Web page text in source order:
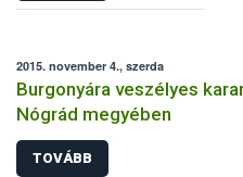
2015. november 4., szerda
Burgonyára veszélyes
Nógrád megyében
TOVÁBB